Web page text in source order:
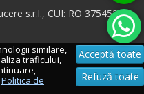
s.r.l., CUI: RO 37545384,
similare,
traficului,
Politica de
Acceptă toate
Refuză toate